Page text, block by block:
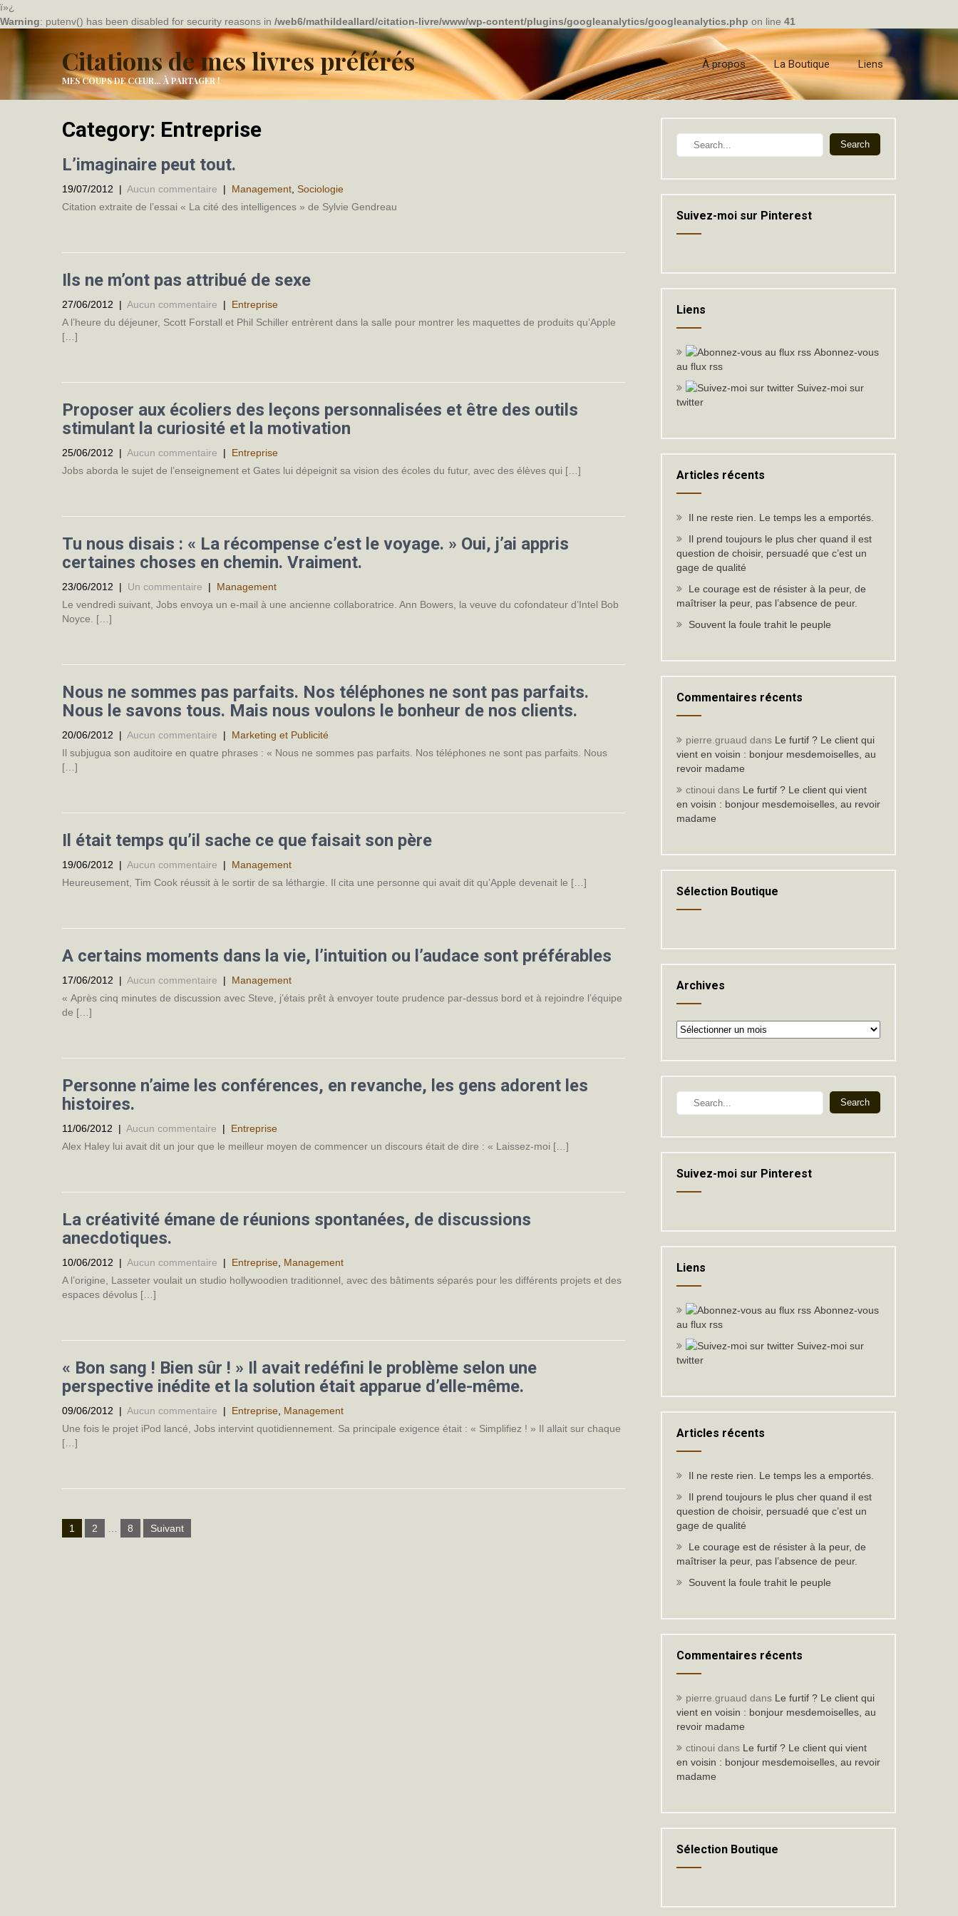
ï»¿
Warning: putenv() has been disabled for security reasons in /web6/mathildeallard/citation-livre/www/wp-content/plugins/googleanalytics/googleanalytics.php on line 41
Citations de mes livres préférés
MES COUPS DE CŒUR… À PARTAGER !
À propos La Boutique Liens
Category: Entreprise
L’imaginaire peut tout.
19/07/2012 | Aucun commentaire | Management Sociologie
Citation extraite de l’essai « La cité des intelligences » de Sylvie Gendreau
Ils ne m’ont pas attribué de sexe
27/06/2012 | Aucun commentaire | Entreprise
A l’heure du déjeuner, Scott Forstall et Phil Schiller entrèrent dans la salle pour montrer les maquettes de produits qu’Apple
[…]
Proposer aux écoliers des leçons personnalisées et être des outils
stimulant la curiosité et la motivation
25/06/2012 | Aucun commentaire | Entreprise
Jobs aborda le sujet de l’enseignement et Gates lui dépeignit sa vision des écoles du futur, avec des élèves qui […]
Tu nous disais : « La récompense c’est le voyage. » Oui, j’ai appris
certaines choses en chemin. Vraiment.
23/06/2012 | Un commentaire | Management
Le vendredi suivant, Jobs envoya un e-mail à une ancienne collaboratrice. Ann Bowers, la veuve du cofondateur d’Intel Bob
Noyce. […]
Nous ne sommes pas parfaits. Nos téléphones ne sont pas parfaits.
Nous le savons tous. Mais nous voulons le bonheur de nos clients.
20/06/2012 | Aucun commentaire | Marketing et Publicité
Il subjugua son auditoire en quatre phrases : « Nous ne sommes pas parfaits. Nos téléphones ne sont pas parfaits. Nous
[…]
Il était temps qu’il sache ce que faisait son père
19/06/2012 | Aucun commentaire | Management
Heureusement, Tim Cook réussit à le sortir de sa léthargie. Il cita une personne qui avait dit qu’Apple devenait le […]
A certains moments dans la vie, l’intuition ou l’audace sont préférables
17/06/2012 | Aucun commentaire | Management
« Après cinq minutes de discussion avec Steve, j’étais prêt à envoyer toute prudence par-dessus bord et à rejoindre l’équipe
de […]
Personne n’aime les conférences, en revanche, les gens adorent les
histoires.
11/06/2012 | Aucun commentaire | Entreprise
Alex Haley lui avait dit un jour que le meilleur moyen de commencer un discours était de dire : « Laissez-moi […]
La créativité émane de réunions spontanées, de discussions
anecdotiques.
10/06/2012 | Aucun commentaire | Entreprise Management
A l’origine, Lasseter voulait un studio hollywoodien traditionnel, avec des bâtiments séparés pour les différents projets et des
espaces dévolus […]
« Bon sang ! Bien sûr ! » Il avait redéfini le problème selon une
perspective inédite et la solution était apparue d’elle-même.
09/06/2012 | Aucun commentaire | Entreprise Management
Une fois le projet iPod lancé, Jobs intervint quotidiennement. Sa principale exigence était : « Simplifiez ! » Il allait sur chaque
[…]
Navigation
des
1 2 8 Suivant
Suivez-moi sur Pinterest
Liens
Abonnez-vous
au flux rss
Suivez-moi sur
twitter
Articles récents
Il ne reste rien. Le temps les a emportés.
Il prend toujours le plus cher quand il est
question de choisir, persuadé que c’est un
gage de qualité
Le courage est de résister à la peur, de
maîtriser la peur, pas l’absence de peur.
Souvent la foule trahit le peuple
Commentaires récents
pierre.gruaud dans Le furtif ? Le client qui
vient en voisin : bonjour mesdemoiselles, au
revoir madame
ctinoui dans Le furtif ? Le client qui vient
en voisin : bonjour mesdemoiselles, au revoir
madame
Sélection Boutique
Archives
Archives
Suivez-moi sur Pinterest
Liens
Abonnez-vous
au flux rss
Suivez-moi sur
twitter
Articles récents
Il ne reste rien. Le temps les a emportés.
Il prend toujours le plus cher quand il est
question de choisir, persuadé que c’est un
gage de qualité
Le courage est de résister à la peur, de
maîtriser la peur, pas l’absence de peur.
Souvent la foule trahit le peuple
Commentaires récents
pierre.gruaud dans Le furtif ? Le client qui
vient en voisin : bonjour mesdemoiselles, au
revoir madame
ctinoui dans Le furtif ? Le client qui vient
en voisin : bonjour mesdemoiselles, au revoir
madame
Sélection Boutique